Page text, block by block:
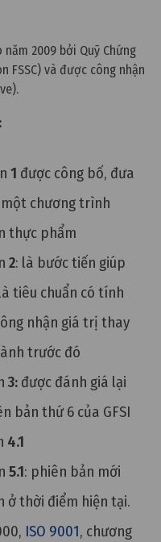
năm 2009 bởi Quỹ Chứng
FSSC) và được công nhận
1 được công bố, đưa
một chương trình
thực phẩm
2: là bước tiến giúp
tiêu chuẩn có tính
nhận giá trị thay
trước đó
3: được đánh giá lại
bản thứ 6 của GFSI
4.1
5.1: phiên bản mới
ở thời điểm hiện tại.
ISO 9001, chương